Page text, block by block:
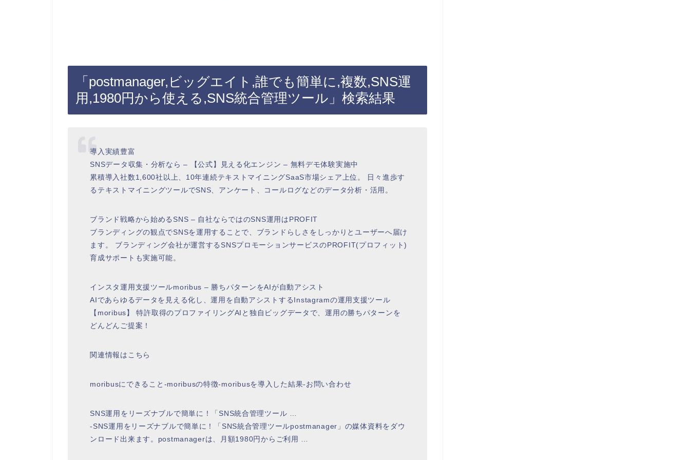
「postmanager,ビッグエイト,誰でも簡単に,複数,SNS運
用,1980円から使える,SNS統合管理ツール」検索結果
導入実績豊富
SNSデータ収集・分析なら – 【公式】見える化エンジン – 無料デモ体験実施中
累積導入社数1,600社以上、10年連続テキストマイニングSaaS市場シェア上位。 日々進歩す
るテキストマイニングツールでSNS、アンケート、コールログなどのデータ分析・活用。
ブランド戦略から始めるSNS – 自社ならではのSNS運用はPROFIT
ブランディングの観点でSNSを運用することで、ブランドらしさをしっかりとユーザーへ届け
ます。 ブランディング会社が運営するSNSプロモーションサービスのPROFIT(プロフィット)
育成サポートも実施可能。
インスタ運用支援ツールmoribus – 勝ちパターンをAIが自動アシスト
AIであらゆるデータを見える化し、運用を自動アシストするInstagramの運用支援ツール
【moribus】 特許取得のプロファイリングAIと独自ビッグデータで、運用の勝ちパターンを
どんどんご提案！
関連情報はこちら
moribusにできること-moribusの特徴-moribusを導入した結果-お問い合わせ
SNS運用をリーズナブルで簡単に！「SNS統合管理ツール …
-SNS運用をリーズナブルで簡単に！「SNS統合管理ツールpostmanager」の媒体資料をダウ
ンロード出来ます。postmanagerは、月額1980円からご利用 …